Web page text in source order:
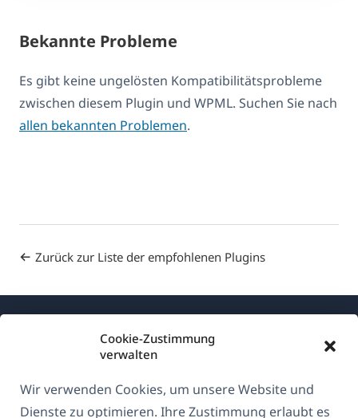
Cookie-Zustimmung
verwalten
Wir verwenden Cookies, um unsere Website und
Dienste zu optimieren. Ihre Zustimmung erlaubt es
Bekannte Probleme
Es gibt keine ungelösten Kompatibilitätsprobleme
zwischen diesem Plugin und WPML. Suchen Sie nach
allen bekannten Problemen.
Zurück zur Liste der empfohlenen Plugins
Über WPML